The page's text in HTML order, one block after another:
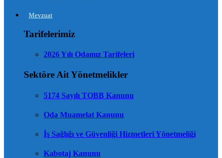
Mevzuat
Tarifelerimiz
2026 Yılı Odamız Tarifeleri
Sektöre Ait Yönetmelikler
5174 Sayılı TOBB Kanunu
Oda Muamelat Kanunu
İş Sağlığı ve Güvenliği Hizmetleri Yönetmeliği
Kabotaj Kanunu